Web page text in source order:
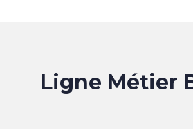
Ligne Métier